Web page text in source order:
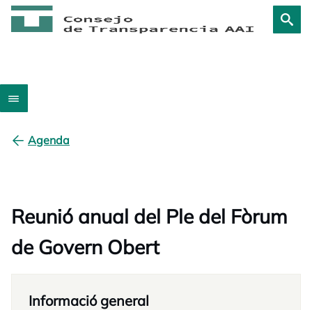
Agenda
Reunió anual del Ple del Fòrum
de Govern Obert
Informació general